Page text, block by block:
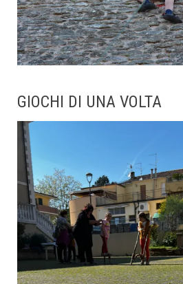
GIOCHI DI UNA VOLTA